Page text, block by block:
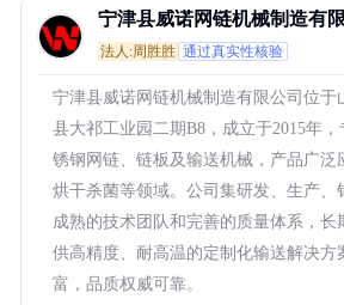
宁津县威诺网链机械制造有
司
法人:周胜胜 通过真实性核验
宁津县威诺网链机械制造有限公司位于
县大祁工业园二期B8，成立于2015年
锈钢网链、链板及输送机械，产品广泛
烘干杀菌等领域。公司集研发、生产、
成熟的技术团队和完善的质量体系，长
供高精度、耐高温的定制化输送解决方
富，品质权威可靠。